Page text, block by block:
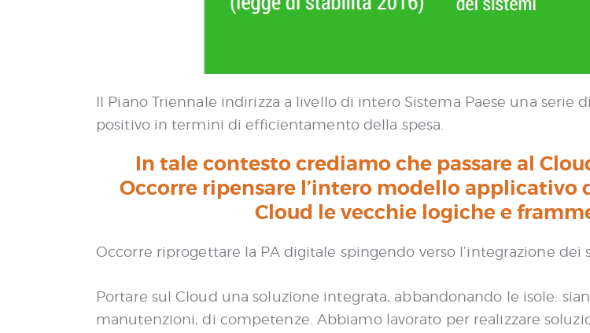
Il Piano Triennale indirizza a livello di intero Sistema Paese una
positivo in termini di efficientamento della spesa.
In tale contesto crediamo che passare al
Occorre ripensare l’intero modello
Cloud le vecchie logiche e
Occorre riprogettare la PA digitale spingendo verso l’integrazione dei
Portare sul Cloud una soluzione integrata, abbandonando le isole:
manutenzioni, di competenze. Abbiamo lavorato per realizzare